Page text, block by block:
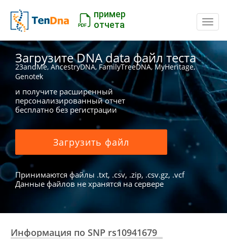
пример
отчета
Загрузите DNA data файл теста
23andMe, AncestryDNA, FamilyTreeDNA, MyHeritage,
Genotek
и получите расширенный
персонализированный отчет
бесплатно без регистрации
Загрузить файл
Принимаются файлы .txt, .csv, .zip, .csv.gz, .vcf
Данные файлов не хранятся на сервере
Информация по SNP rs10941679